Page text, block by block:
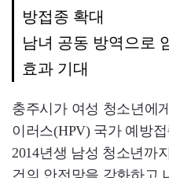
방접종 확대
남녀 공동 방역으로
효과 기대
충주시가 여성 청소년에
이러스(HPV) 국가 예방
2014년생 남성 청소년까
건의 안전망을 강화하고